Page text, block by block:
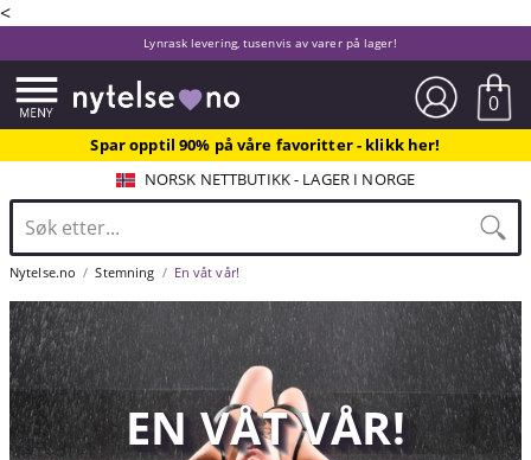
<
Lynrask levering, tusenvis av varer på lager!
0
Spar opptil 90% på våre favoritter - klikk her!
NORSK NETTBUTIKK - LAGER I NORGE
Nytelse.no Stemning En våt vår!
EN VÅT VÅR!